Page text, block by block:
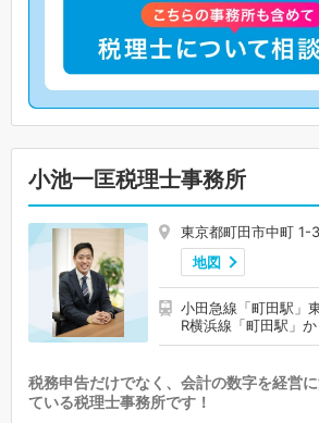
小池一匡税理士事務所
東京都町田市中町 1-
地図
小田急線「町田駅」
R横浜線「町田駅」
税務申告だけでなく、会計の数字を経営
ている税理士事務所です！